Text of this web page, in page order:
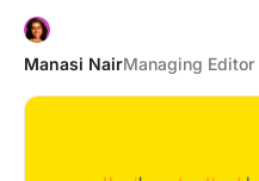
Manasi NairManaging Editor